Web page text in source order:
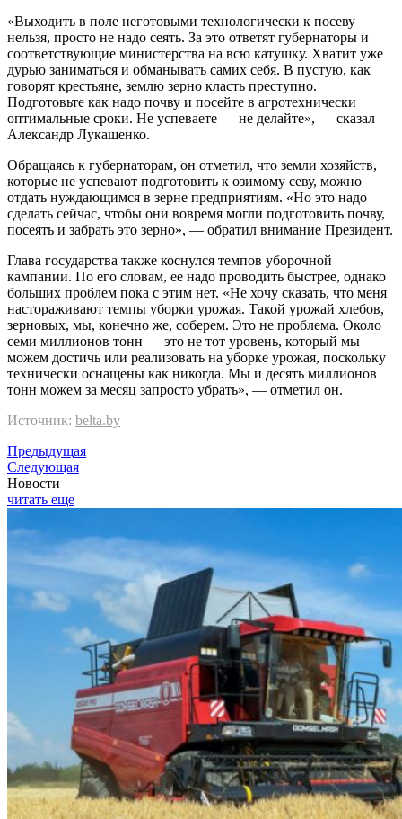
«Выходить в поле неготовыми технологически к посеву
нельзя, просто не надо сеять. За это ответят губернаторы и
соответствующие министерства на всю катушку. Хватит уже
дурью заниматься и обманывать самих себя. В пустую, как
говорят крестьяне, землю зерно класть преступно.
Подготовьте как надо почву и посейте в агротехнически
оптимальные сроки. Не успеваете — не делайте», — сказал
Александр Лукашенко.
Обращаясь к губернаторам, он отметил, что земли хозяйств,
которые не успевают подготовить к озимому севу, можно
отдать нуждающимся в зерне предприятиям. «Но это надо
сделать сейчас, чтобы они вовремя могли подготовить почву,
посеять и забрать это зерно», — обратил внимание Президент.
Глава государства также коснулся темпов уборочной
кампании. По его словам, ее надо проводить быстрее, однако
больших проблем пока с этим нет. «Не хочу сказать, что меня
настораживают темпы уборки урожая. Такой урожай хлебов,
зерновых, мы, конечно же, соберем. Это не проблема. Около
семи миллионов тонн — это не тот уровень, который мы
можем достичь или реализовать на уборке урожая, поскольку
технически оснащены как никогда. Мы и десять миллионов
тонн можем за месяц запросто убрать», — отметил он.
Источник: belta.by
Предыдущая
Следующая
Новости
читать еще